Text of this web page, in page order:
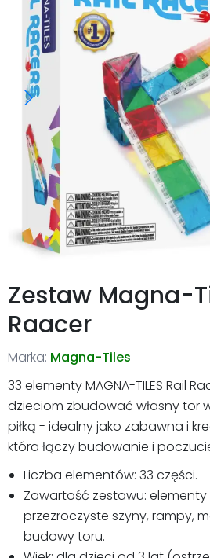
Zestaw Magna-
Raacer
Marka: Magna-Tiles
33 elementy MAGNA-TILES Rail
dzieciom zbudować własny tor
piłką - idealny jako zabawna i
która łączy budowanie i
Liczba elementów: 33 części.
Zawartość zestawu:
przezroczyste szyny, rampy,
budowy toru.